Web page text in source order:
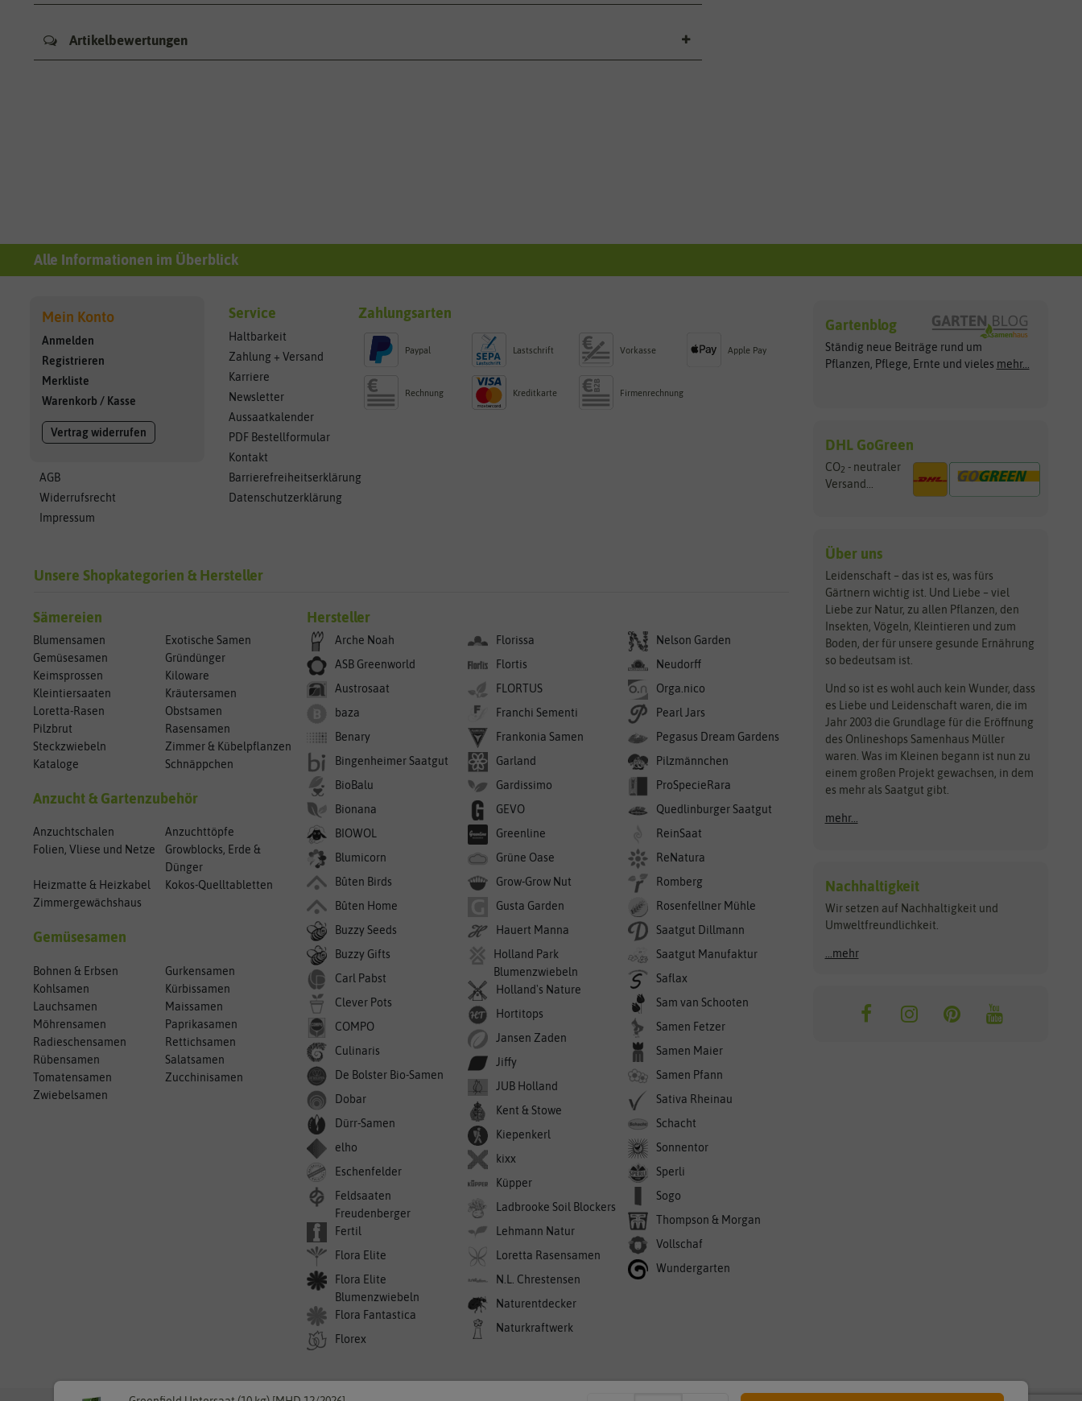
Artikelbewertungen
Alle Informationen im Überblick
Mein Konto
Anmelden
Registrieren
Merkliste
Warenkorb / Kasse
Vertrag widerrufen
AGB
Widerrufsrecht
Impressum
Service
Haltbarkeit
Zahlung + Versand
Karriere
Newsletter
Aussaatkalender
PDF Bestellformular
Kontakt
Barrierefreiheitserklärung
Datenschutzerklärung
Zahlungsarten
Paypal Lastschrift Vorkasse Apple Pay
Rechnung Kreditkarte Firmenrechnung
Unsere Shopkategorien & Hersteller
Sämereien
Blumensamen
Exotische Samen
Gemüsesamen
Gründünger
Keimsprossen
Kiloware
Kleintiersaaten
Kräutersamen
Loretta-Rasen
Obstsamen
Pilzbrut
Rasensamen
Steckzwiebeln
Zimmer & Kübelpflanzen
Kataloge
Schnäppchen
Anzucht & Gartenzubehör
Anzuchtschalen
Anzuchttöpfe
Folien, Vliese und Netze
Growblocks, Erde &
Dünger
Heizmatte & Heizkabel
Kokos-Quelltabletten
Zimmergewächshaus
Gemüsesamen
Bohnen & Erbsen
Gurkensamen
Kohlsamen
Kürbissamen
Lauchsamen
Maissamen
Möhrensamen
Paprikasamen
Radieschensamen
Rettichsamen
Rübensamen
Salatsamen
Tomatensamen
Zucchinisamen
Zwiebelsamen
Hersteller
Arche Noah
ASB Greenworld
Austrosaat
baza
Benary
Bingenheimer Saatgut
BioBalu
Bionana
BIOWOL
Blumicorn
Bûten Birds
Bûten Home
Buzzy Seeds
Buzzy Gifts
Carl Pabst
Clever Pots
COMPO
Culinaris
De Bolster Bio-Samen
Dobar
Dürr-Samen
elho
Eschenfelder
Feldsaaten
Freudenberger
Fertil
Flora Elite
Flora Elite
Blumenzwiebeln
Flora Fantastica
Florex
Florissa
Flortis
FLORTUS
Franchi Sementi
Frankonia Samen
Garland
Gardissimo
GEVO
Greenline
Grüne Oase
Grow-Grow Nut
Gusta Garden
Hauert Manna
Holland Park
Blumenzwiebeln
Holland's Nature
Hortitops
Jansen Zaden
Jiffy
JUB Holland
Kent & Stowe
Kiepenkerl
kixx
Küpper
Ladbrooke Soil Blockers
Lehmann Natur
Loretta Rasensamen
N.L. Chrestensen
Naturentdecker
Naturkraftwerk
Nelson Garden
Neudorff
Orga.nico
Pearl Jars
Pegasus Dream Gardens
Pilzmännchen
ProSpecieRara
Quedlinburger Saatgut
ReinSaat
ReNatura
Romberg
Rosenfellner Mühle
Saatgut Dillmann
Saatgut Manufaktur
Saflax
Sam van Schooten
Samen Fetzer
Samen Maier
Samen Pfann
Sativa Rheinau
Schacht
Sonnentor
Sperli
Sogo
Thompson & Morgan
Vollschaf
Wundergarten
Gartenblog
Ständig neue Beiträge rund um
Pflanzen, Pflege, Ernte und vieles mehr...
DHL GoGreen
CO2 - neutraler
Versand...
Über uns
Leidenschaft – das ist es, was fürs
Gärtnern wichtig ist. Und Liebe – viel
Liebe zur Natur, zu allen Pflanzen, den
Insekten, Vögeln, Kleintieren und zum
Boden, der für unsere gesunde Ernährung
so bedeutsam ist.
Und so ist es wohl auch kein Wunder, dass
es Liebe und Leidenschaft waren, die im
Jahr 2003 die Grundlage für die Eröffnung
des Onlineshops Samenhaus Müller
waren. Was im Kleinen begann ist nun zu
einem großen Projekt gewachsen, in dem
es mehr als Saatgut gibt.
mehr...
Nachhaltigkeit
Wir setzen auf Nachhaltigkeit und
Umweltfreundlichkeit.
...mehr